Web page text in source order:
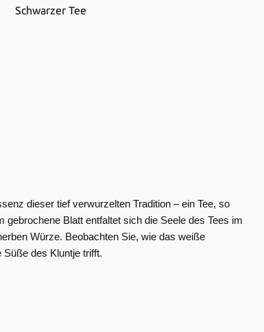
Schwarzer Tee
dieser tief verwurzelten Tradition – ein Tee, so
Blatt entfaltet sich die Seele des Tees im
Würze. Beobachten Sie, wie das weiße
Süße des Kluntje trifft.